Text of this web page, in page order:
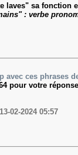
laves" sa fonction
: verbe
avec ces phrases
pour votre
02-2024 05:57